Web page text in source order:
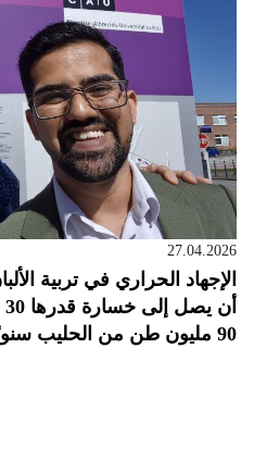
27.04.2026
90 مليون طن من الحليب سنويًا